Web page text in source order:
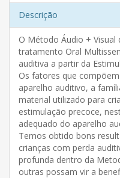
Descrição
O Método Áudio + Visual
tratamento Oral
auditiva a partir da
Os fatores que
aparelho auditivo, a
material utilizado para
estimulação precoce,
adequado do aparelho
Temos obtido bons
crianças com perda
profunda dentro da
outras possam vir a